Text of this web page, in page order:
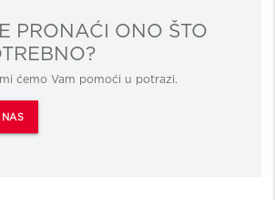
PRONAĆI ONO ŠTO
ćemo Vam pomoći u potrazi.